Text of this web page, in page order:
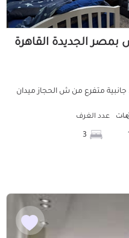
بدون اسانسير. جانبية متفرع من ش الحجاز ميدان
عدد الغرف